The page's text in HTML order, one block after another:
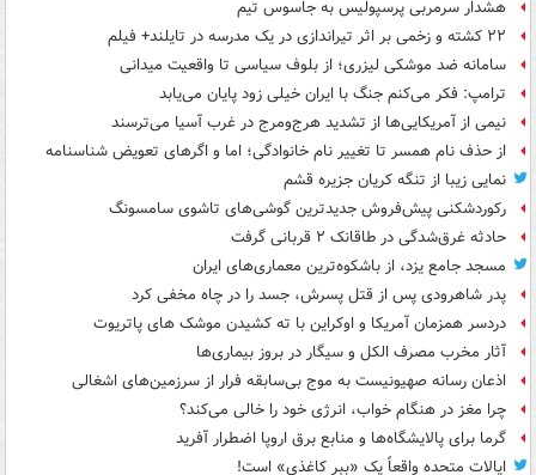
هشدار سرمربی پرسپولیس به جاسوس تیم
۲۲ کشته و زخمی بر اثر تیراندازی در یک مدرسه در تایلند+ فیلم
سامانه ضد موشکی لیزری؛ از بلوف سیاسی تا واقعیت میدانی
ترامپ: فکر می‌کنم جنگ با ایران خیلی زود پایان می‌یابد
نیمی از آمریکایی‌ها از تشدید هرج‌ومرج در غرب آسیا می‌ترسند
از حذف نام همسر تا تغییر نام خانوادگی؛ اما و اگرهای تعویض شناسنامه
نمایی زیبا از تنگه کریان جزیره قشم
رکوردشکنی پیش‌فروش جدیدترین گوشی‌های تاشوی سامسونگ
حادثه غرق‌شدگی در طاقانک ۲ قربانی گرفت
مسجد جامع یزد، از باشکوه‌ترین معماری‌های ایران
پدر شاهرودی پس از قتل پسرش، جسد را در چاه مخفی کرد
دردسر همزمان آمریکا و اوکراین با ته کشیدن موشک های پاتریوت
آثار مخرب مصرف الکل و سیگار در بروز بیماری‌ها
اذعان رسانه صهیونیست به موج بی‌سابقه فرار از سرزمین‌های اشغالی
چرا مغز در هنگام خواب، انرژی خود را خالی می‌کند؟
گرما برای پالایشگاه‌ها و منابع برق اروپا اضطرار آفرید
ایالات متحده واقعاً یک «ببر کاغذی» است!